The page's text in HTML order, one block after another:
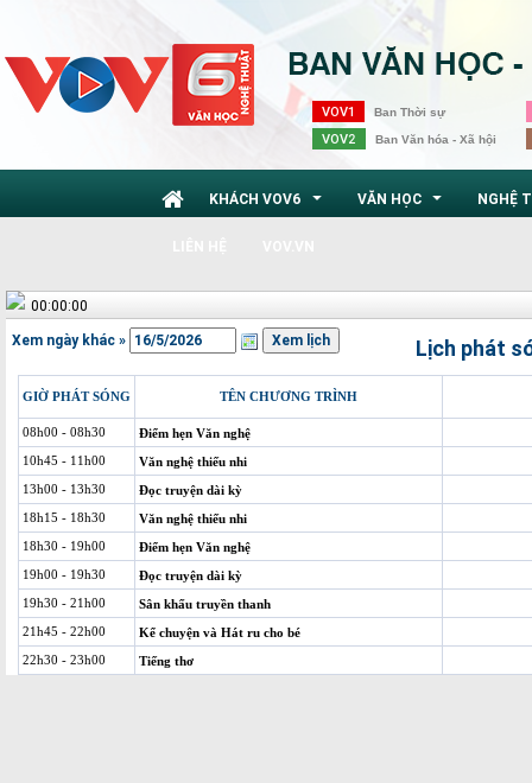
VOV1 Ban Thời sự
VOV2 Ban Văn hóa - Xã hội
KHÁCH VOV6 VĂN HỌC NGHỆ
00:00:00
Xem ngày khác » Lịch phát
GIỜ PHÁT SÓNG TÊN CHƯƠNG TRÌNH
08h00 - 08h30
Điểm hẹn Văn nghệ
10h45 - 11h00
Văn nghệ thiếu nhi
13h00 - 13h30
Đọc truyện dài kỳ
18h15 - 18h30
Văn nghệ thiếu nhi
18h30 - 19h00
Điểm hẹn Văn nghệ
19h00 - 19h30
Đọc truyện dài kỳ
19h30 - 21h00
Sân khấu truyền thanh
21h45 - 22h00
Kể chuyện và Hát ru cho bé
22h30 - 23h00
Tiếng thơ